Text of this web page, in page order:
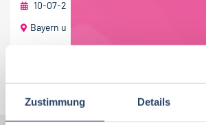
Zustimmung Details
10-07-2026
Bayern und Baden-Württemberg
Jobs per E-Mail Suche speichern